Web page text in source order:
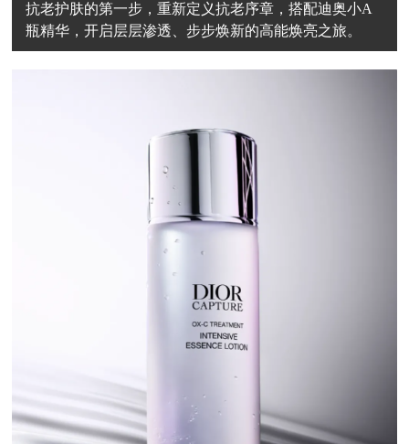
抗老护肤的第一步，重新定义抗老序章，搭配迪奥小A
瓶精华，开启层层渗透、步步焕新的高能焕亮之旅。